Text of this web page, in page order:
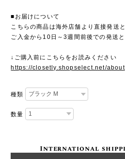
■お届けについて
こちらの商品は海外店舗より直接発送と
ご入金から10日～3週間前後での発送と
↓ご購入前にこちらをお読みください
https://closetly.shopselect.net/about
種類
数量
International